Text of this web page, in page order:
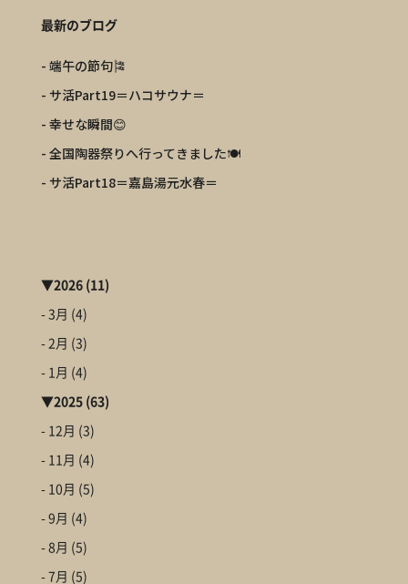
最新のブログ
- 端午の節句🎏
- サ活Part19＝ハコサウナ＝
- 幸せな瞬間😊
- 全国陶器祭りへ行ってきました🍽️
- サ活Part18＝嘉島湯元水春＝
▼2026(11)
- 3月 (4)
- 2月 (3)
- 1月 (4)
▼2025(63)
- 12月 (3)
- 11月 (4)
- 10月 (5)
- 9月 (4)
- 8月 (5)
- 7月 (5)